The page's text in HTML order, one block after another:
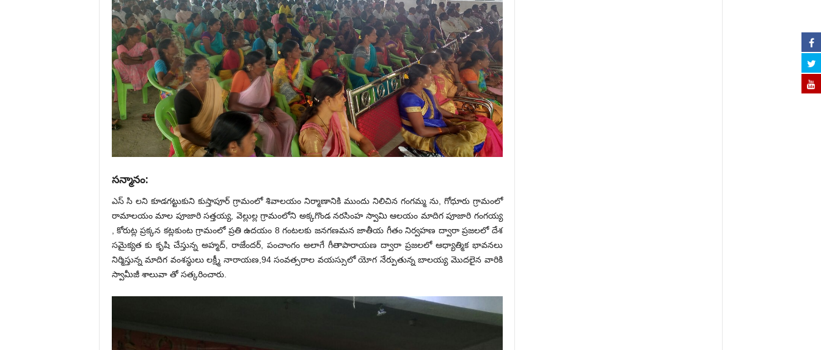
సన్మానం:
ఎస్ సి లని కూడగట్టుకుని కుస్తాపూర్ గ్రామంలో శివాలయం నిర్మాణానికి ముందు నిలిచిన గంగమ్మ ను, గోధూరు గ్రామంలో
రామాలయం మాల పూజారి సత్తయ్య, వెల్లుల్ల గ్రామంలోని అక్కగొండ నరసింహ స్వామి ఆలయం మాదిగ పూజారి గంగయ్య
, కోరుట్ల ప్రక్కన కట్లకుంట గ్రామంలో ప్రతి ఉదయం 8 గంటలకు జనగణమన జాతీయ గీతం నిర్వహణ ద్వారా ప్రజలలో దేశ
సమైక్యత కు కృషి చేస్తున్న అహ్మద్, రాజేందర్, పంచాంగం అలాగే గీతాపారాయణ ద్వారా ప్రజలలో ఆధ్యాత్మిక భావనలు
నిర్మిస్తున్న మాదిగ వంశస్థులు లక్ష్మీ నారాయణ,94 సంవత్సరాల వయస్సులో యోగ నేర్పుతున్న బాలయ్య మొదలైన వారికి
స్వామీజీ శాలువా తో సత్కరించారు.